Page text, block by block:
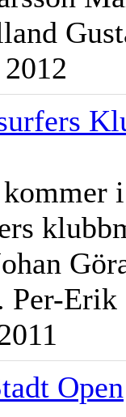
Per-Erik
Open